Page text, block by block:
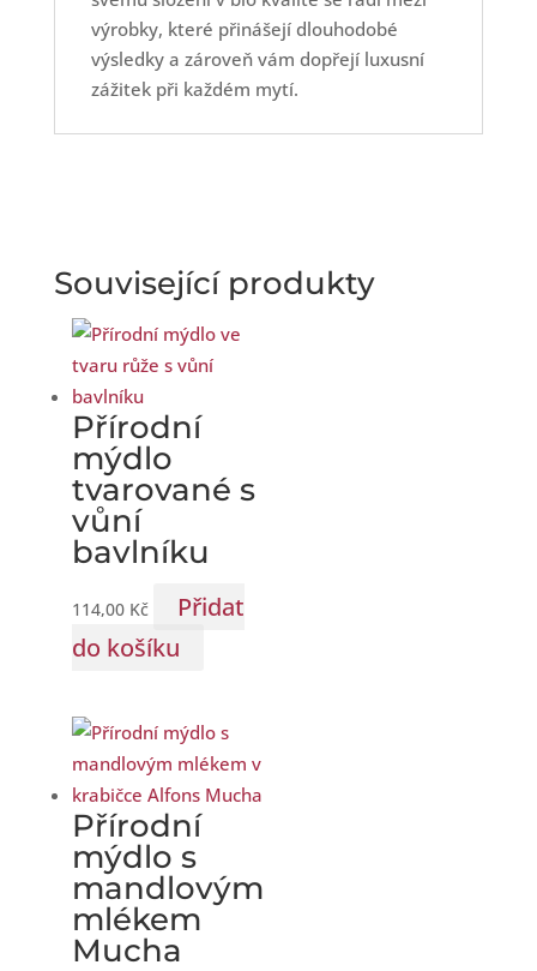
výrobky, které přinášejí dlouhodobé
výsledky a zároveň vám dopřejí luxusní
zážitek při každém mytí.
Související produkty
Přírodní
mýdlo
tvarované s
vůní
bavlníku
114,00 Kč
Přidat
do košíku
Přírodní
mýdlo s
mandlovým
mlékem
Mucha